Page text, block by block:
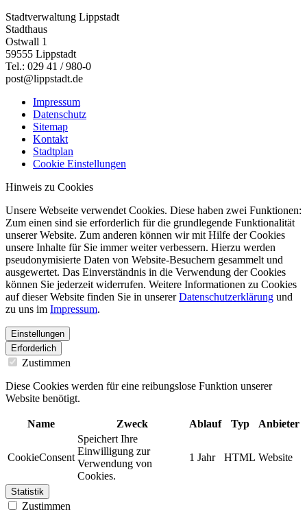
Stadtverwaltung Lippstadt
Stadthaus
Ostwall 1
59555 Lippstadt
Tel.: 029 41 / 980-0
post@lippstadt.de
Impressum
Datenschutz
Sitemap
Kontakt
Stadtplan
Cookie Einstellungen
Hinweis zu Cookies
Unsere Webseite verwendet Cookies. Diese haben zwei Funktionen:
Zum einen sind sie erforderlich für die grundlegende Funktionalität
unserer Website. Zum anderen können wir mit Hilfe der Cookies
unsere Inhalte für Sie immer weiter verbessern. Hierzu werden
pseudonymisierte Daten von Website-Besuchern gesammelt und
ausgewertet. Das Einverständnis in die Verwendung der Cookies
können Sie jederzeit widerrufen. Weitere Informationen zu Cookies
auf dieser Website finden Sie in unsererDatenschutzerklärung und
zu uns im Impressum.
Einstellungen
Erforderlich
Zustimmen
Diese Cookies werden für eine reibungslose Funktion unserer
Website benötigt.
Name Zweck Ablauf Typ Anbieter
CookieConsent
Speichert Ihre
Einwilligung zur
Verwendung von
Cookies.
1 Jahr HTML Website
Statistik
Zustimmen